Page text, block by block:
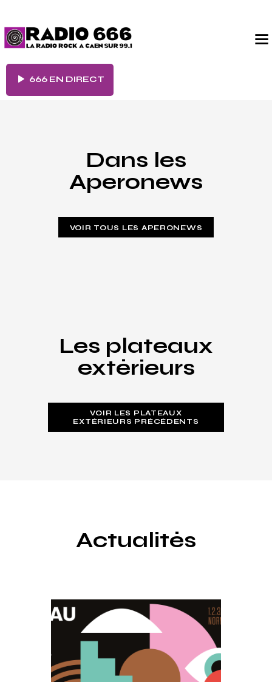
666 EN DIRECT
Dans les
Aperonews
VOIR TOUS LES APERONEWS
Les plateaux
extérieurs
VOIR LES PLATEAUX
EXTÉRIEURS PRÉCÉDENTS
Actualités